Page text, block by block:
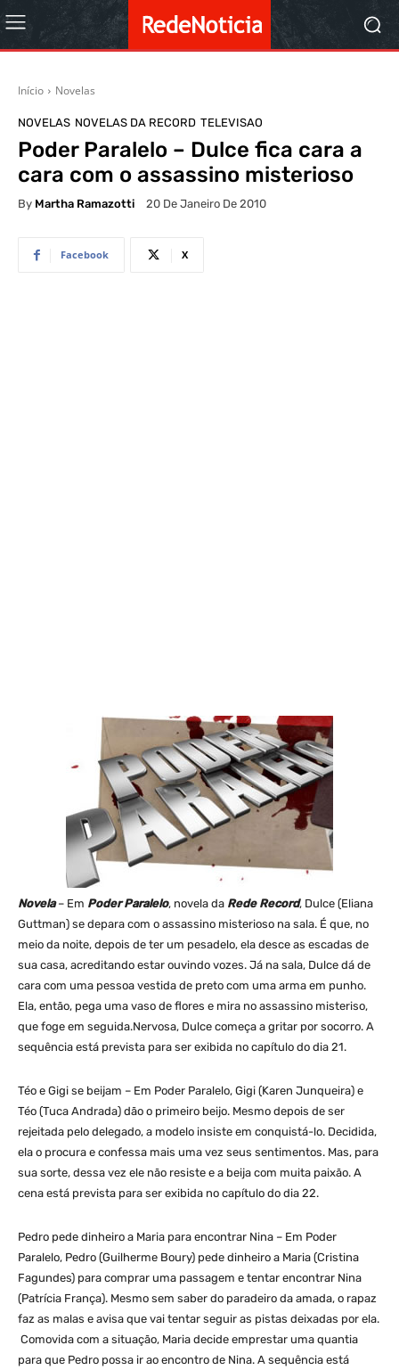
Início Novelas
NOVELAS NOVELAS DA RECORD TELEVISAO
Poder Paralelo – Dulce fica cara a
cara com o assassino misterioso
By Martha Ramazotti 20 De Janeiro De 2010
Facebook X
Novela– Em Poder Paralelo, novela da Rede Record, Dulce (Eliana
Guttman) se depara com o assassino misterioso na sala. É que, no
meio da noite, depois de ter um pesadelo, ela desce as escadas de
sua casa, acreditando estar ouvindo vozes. Já na sala, Dulce dá de
cara com uma pessoa vestida de preto com uma arma em punho.
Ela, então, pega uma vaso de flores e mira no assassino misteriso,
que foge em seguida.Nervosa, Dulce começa a gritar por socorro. A
sequência está prevista para ser exibida no capítulo do dia 21.
Téo e Gigi se beijam – Em Poder Paralelo, Gigi (Karen Junqueira) e
Téo (Tuca Andrada) dão o primeiro beijo. Mesmo depois de ser
rejeitada pelo delegado, a modelo insiste em conquistá-lo. Decidida,
ela o procura e confessa mais uma vez seus sentimentos. Mas, para
sua sorte, dessa vez ele não resiste e a beija com muita paixão. A
cena está prevista para ser exibida no capítulo do dia 22.
Pedro pede dinheiro a Maria para encontrar Nina – Em Poder
Paralelo, Pedro (Guilherme Boury) pede dinheiro a Maria (Cristina
Fagundes) para comprar uma passagem e tentar encontrar Nina
(Patrícia França). Mesmo sem saber do paradeiro da amada, o rapaz
faz as malas e avisa que vai tentar seguir as pistas deixadas por ela.
Comovida com a situação, Maria decide emprestar uma quantia
para que Pedro possa ir ao encontro de Nina. A sequência está